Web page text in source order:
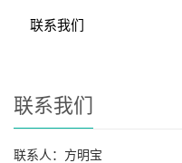
联系我们
联系我们
联系人：方明宝